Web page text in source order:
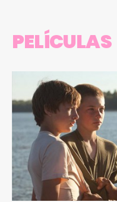
PELÍCULAS